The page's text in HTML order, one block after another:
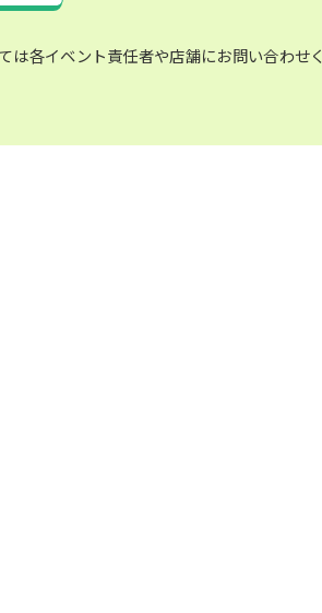
各イベント責任者や店舗にお問い合わせく